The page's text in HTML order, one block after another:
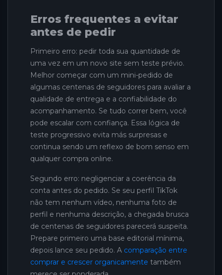
Erros frequentes a evitar
antes de pedir
Primeiro erro: pedir toda sua quantidade de
uma vez em um novo site sem teste prévio.
Melhor começar com um mini-pedido de
algumas centenas de seguidores para avaliar a
qualidade de entrega e a confiabilidade do
acompanhamento. Se tudo correr bem, você
pode escalar com confiança. Essa lógica de
teste progressivo evita más surpresas e
continua sendo um reflexo de bom senso em
qualquer compra online.
Segundo erro: negligenciar a coerência da
conta antes do pedido. Se seu perfil TikTok
não tem nenhum vídeo, nenhuma foto de
perfil e nenhuma descrição, a chegada brusca
de centenas de seguidores parecerá suspeita.
Prepare primeiro uma base editorial mínima,
depois lance seu pedido. A comparação entre
comprar e crescer organicamente também